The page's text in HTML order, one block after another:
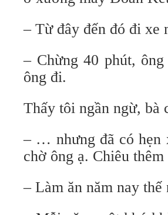
– Từ đây đến đó đi xe
– Chừng 40 phút,
ông đi.
Thấy tôi ngần ngừ, bà
– … nhưng đã có hẹn
chờ ông ạ. Chiêu
– Làm ăn năm nay thế